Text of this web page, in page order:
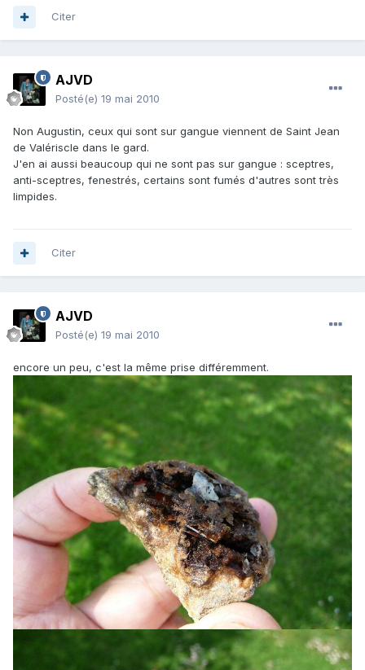
Citer
AJVD
Posté(e) 19 mai 2010
Non Augustin, ceux qui sont sur gangue viennent de Saint Jean
de Valériscle dans le gard.
J'en ai aussi beaucoup qui ne sont pas sur gangue : sceptres,
anti-sceptres, fenestrés, certains sont fumés d'autres sont très
limpides.
Citer
AJVD
Posté(e) 19 mai 2010
encore un peu, c'est la même prise différemment.